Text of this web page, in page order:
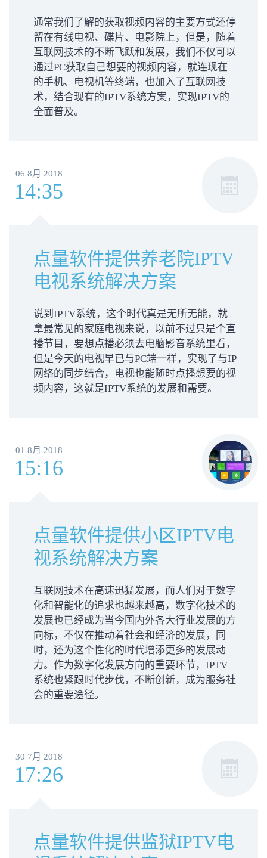
通常我们了解的获取视频内容的主要方式还停
留在有线电视、碟片、电影院上，但是，随着
互联网技术的不断飞跃和发展，我们不仅可以
通过PC获取自己想要的视频内容，就连现在
的手机、电视机等终端，也加入了互联网技
术，结合现有的IPTV系统方案，实现IPTV的
全面普及。
06 8月 2018
14:35
点量软件提供养老院IPTV
电视系统解决方案
说到IPTV系统，这个时代真是无所无能，就
拿最常见的家庭电视来说，以前不过只是个直
播节目，要想点播必须去电脑影音系统里看，
但是今天的电视早已与PC端一样，实现了与IP
网络的同步结合，电视也能随时点播想要的视
频内容，这就是IPTV系统的发展和需要。
01 8月 2018
15:16
点量软件提供小区IPTV电
视系统解决方案
互联网技术在高速迅猛发展，而人们对于数字
化和智能化的追求也越来越高，数字化技术的
发展也已经成为当今国内外各大行业发展的方
向标，不仅在推动着社会和经济的发展，同
时，还为这个性化的时代增添更多的发展动
力。作为数字化发展方向的重要环节，IPTV
系统也紧跟时代步伐，不断创新，成为服务社
会的重要途径。
30 7月 2018
17:26
点量软件提供监狱IPTV电